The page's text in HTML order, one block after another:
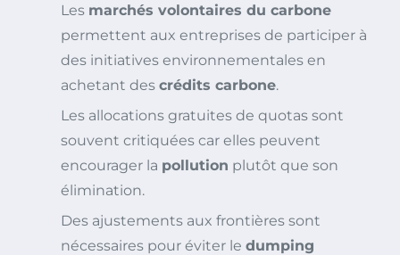
Les marchés volontaires du carbone
permettent aux entreprises de participer à
des initiatives environnementales en
achetant des crédits carbone.
Les allocations gratuites de quotas sont
souvent critiquées car elles peuvent
encourager la pollution plutôt que son
élimination.
Des ajustements aux frontières sont
nécessaires pour éviter le dumping